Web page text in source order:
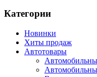
Категории
Новинки
Хиты продаж
Автотовары